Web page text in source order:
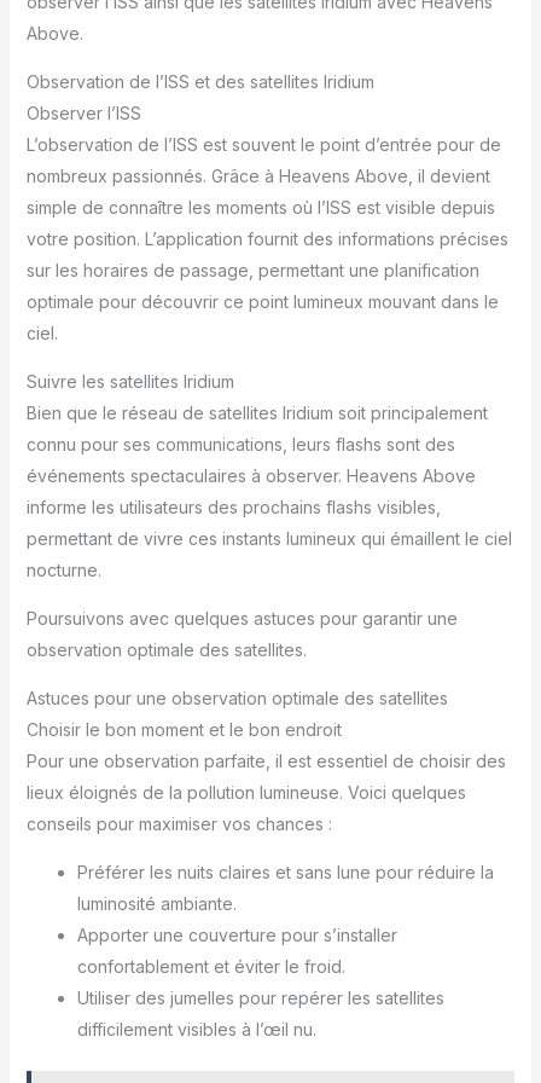
Above.
Observation de l’ISS et des satellites Iridium
Observer l’ISS
L’observation de l’ISS est souvent le point d’entrée pour de
nombreux passionnés. Grâce à Heavens Above, il devient
simple de connaître les moments où l’ISS est visible depuis
votre position. L’application fournit des informations précises
sur les horaires de passage, permettant une planification
optimale pour découvrir ce point lumineux mouvant dans le
ciel.
Suivre les satellites Iridium
Bien que le réseau de satellites Iridium soit principalement
connu pour ses communications, leurs flashs sont des
événements spectaculaires à observer. Heavens Above
informe les utilisateurs des prochains flashs visibles,
permettant de vivre ces instants lumineux qui émaillent le ciel
nocturne.
Poursuivons avec quelques astuces pour garantir une
observation optimale des satellites.
Astuces pour une observation optimale des satellites
Choisir le bon moment et le bon endroit
Pour une observation parfaite, il est essentiel de choisir des
lieux éloignés de la pollution lumineuse. Voici quelques
conseils pour maximiser vos chances :
Préférer les nuits claires et sans lune pour réduire la
luminosité ambiante.
Apporter une couverture pour s’installer
confortablement et éviter le froid.
Utiliser des jumelles pour repérer les satellites
difficilement visibles à l’œil nu.